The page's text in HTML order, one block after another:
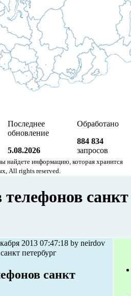
Последнее
обновление
5.08.2026
Обработано
884 834
запросов
найдете информацию, которая хранится
All rights reserved.
телефонов санкт
2013 07:47:18 by neirdov
санкт